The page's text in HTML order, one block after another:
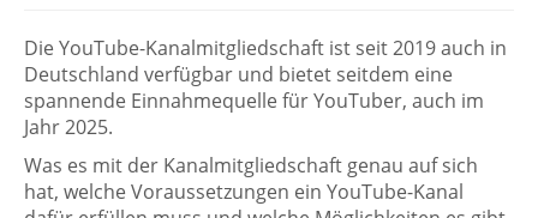
Die YouTube-Kanalmitgliedschaft ist seit 2019 auch in
Deutschland verfügbar und bietet seitdem eine
spannende Einnahmequelle für YouTuber, auch im
Jahr 2025.
Was es mit der Kanalmitgliedschaft genau auf sich
hat, welche Voraussetzungen ein YouTube-Kanal